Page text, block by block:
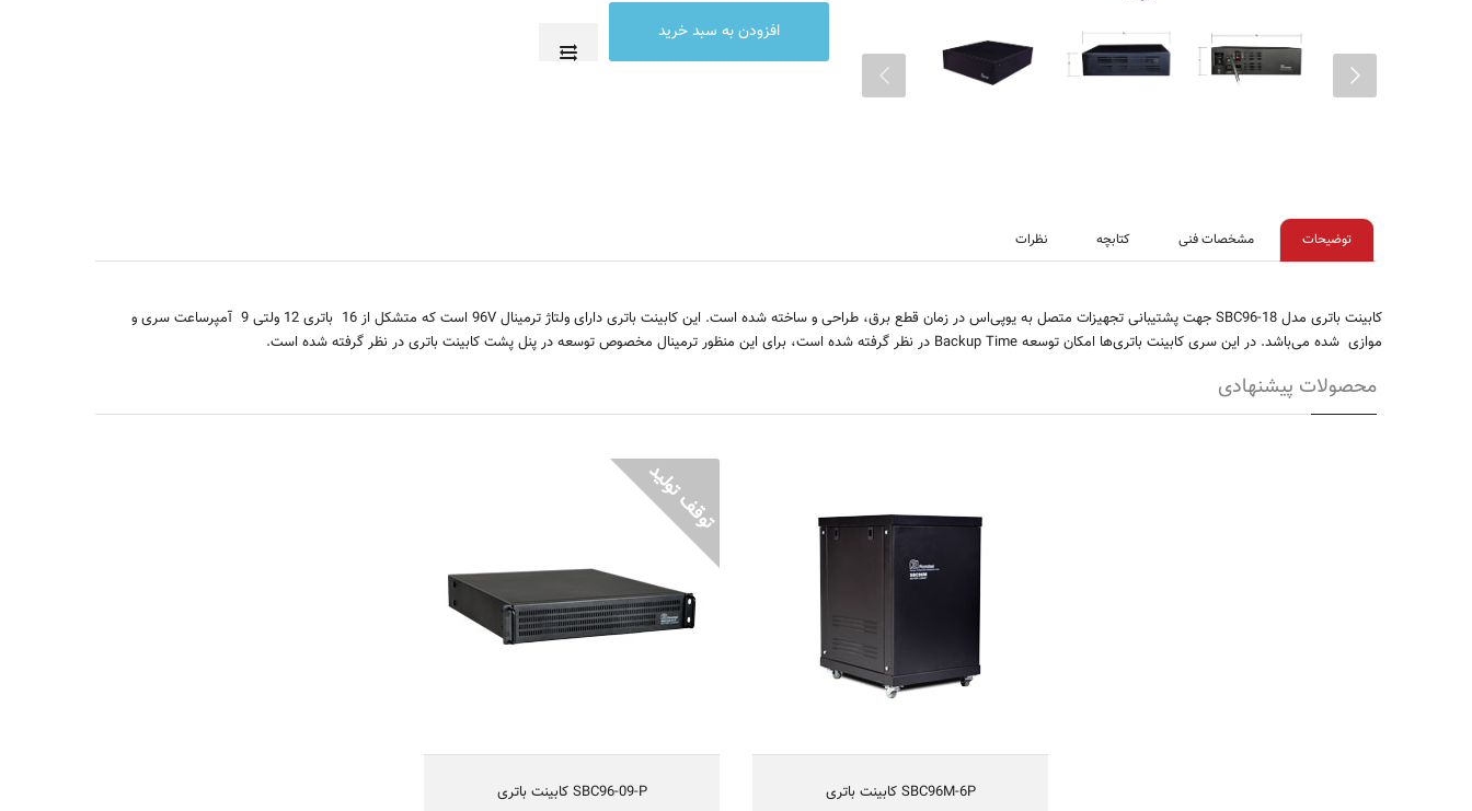
توضیحات مشخصات فنی کتابچه نظرات
کابینت باتری مدل SBC96-18 جهت پشتیبانی تجهیزات متصل به یوپی‌اس در زمان قطع برق، طراحی و ساخته شده است. این کابینت باتری دارای ولتاژ ترمینال 96V
است که متشکل از 16 باتری 12 ولتی 9 آمپرساعت سری و
موازی شده می‌باشد. در این سری کابینت باتری‌ها امکان توسعه Backup Time در نظر گرفته شده است، برای این منظور ترمینال مخصوص توسعه در پنل پشت کابینت باتری در نظر گرفته شده است.
محصولات پیشنهادی
SBC96-09-P کابینت باتری
دارای حفاظتهای کامل الکتریکی
دارای استحکام مناسب مکانیکی
دارای تهویه مناسب
یکسال گارانتی و 5 سال تامین قطعات
SBC96M-6P کابینت باتری
کابینت باتری 96 ولت
طراحی شده بصورت Small Footprint
دارای حفاظتهای کامل الکتریکی
دارای استحکام مناسب مکانیکی
دارای تهویه مناسب
یکسال گارانتی و 5 سال تامین قطعات